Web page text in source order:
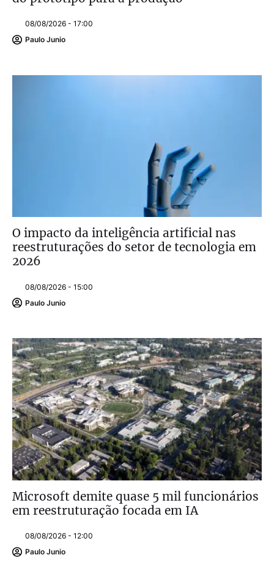
08/08/2026 - 17:00
Paulo Junio
O impacto da inteligência artificial nas
reestruturações do setor de tecnologia em
2026
08/08/2026 - 15:00
Paulo Junio
Microsoft demite quase 5 mil funcionários
em reestruturação focada em IA
08/08/2026 - 12:00
Paulo Junio